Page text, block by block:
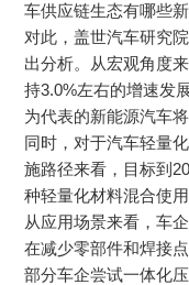
车供应链生态有哪些
对此，盖世汽车研究
出分析。从宏观角度
持3.0%左右的增速发
为代表的新能源汽车
同时，对于汽车轻量
施路径来看，目标到
种轻量化材料混合使
从应用场景来看，车
在减少零部件和焊接
部分车企尝试一体化压